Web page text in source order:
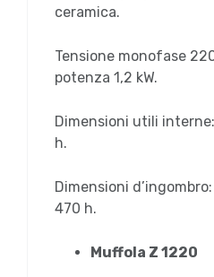
ceramica.
Tensione monofase
potenza 1,2 kW.
Dimensioni utili
h.
Dimensioni
470 h.
Muffola Z 1220